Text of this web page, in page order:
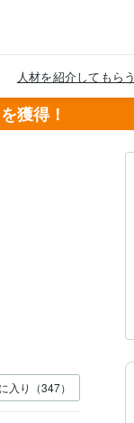
獲得！
入り（347）